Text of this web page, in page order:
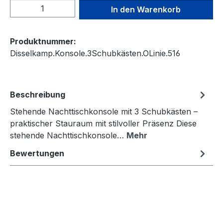
Produkt Anzahl: Gib denIn den Warenkorb
Produktnummer:
Disselkamp.Konsole.3Schubkästen.OLinie.516
Beschreibung
Stehende Nachttischkonsole mit 3 Schubkästen –
praktischer Stauraum mit stilvoller Präsenz Diese
stehende Nachttischkonsole… Mehr
Bewertungen